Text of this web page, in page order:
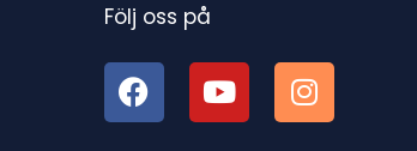
Följ oss på